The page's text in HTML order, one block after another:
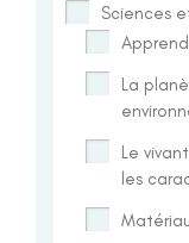
Sciences
La
Le
les